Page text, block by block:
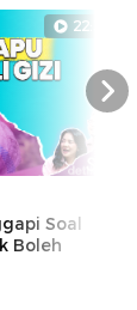
22:39
Soal
Boleh
Next